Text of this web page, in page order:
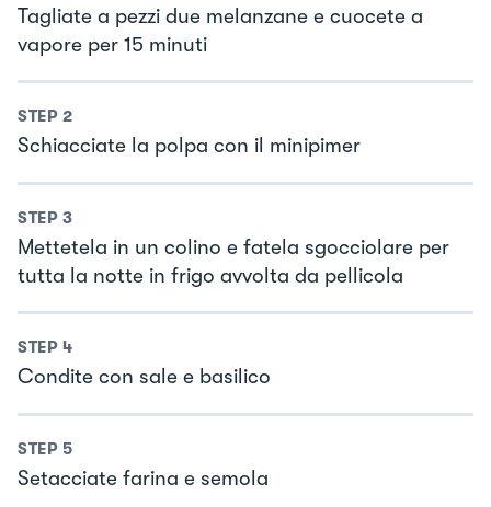
Tagliate a pezzi due melanzane e cuocete a
vapore per 15 minuti
STEP 2
Schiacciate la polpa con il minipimer
STEP 3
Mettetela in un colino e fatela sgocciolare per
tutta la notte in frigo avvolta da pellicola
STEP 4
Condite con sale e basilico
STEP 5
Setacciate farina e semola